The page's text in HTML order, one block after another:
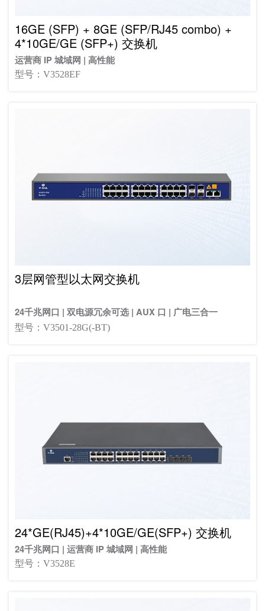
16GE (SFP) + 8GE (SFP/RJ45 combo) +
4*10GE/GE (SFP+) 交换机
运营商 IP 城域网 | 高性能
型号：V3528EF
3层网管型以太网交换机
24千兆网口 | 双电源冗余可选 | AUX 口 | 广电三合一
型号：V3501-28G(-BT)
24*GE(RJ45)+4*10GE/GE(SFP+) 交换机
24千兆网口 | 运营商 IP 城域网 | 高性能
型号：V3528E